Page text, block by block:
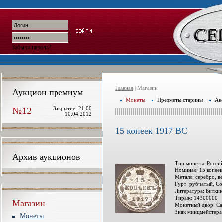
Забыли пароль?
Аукцион премиум
№12
Закрытие: 21:00
10.04.2012
Архив аукционов
Магазин
Монеты
Главная | Магазин
Монеты
Предметы старины
15 копеек 1917 ВС
Тип монеты:
Номинал: 15 копеек
Металл: серебро,
Гурт: рубчатый,
Литература:
Тираж: 14300000
Монетный двор:
Знак